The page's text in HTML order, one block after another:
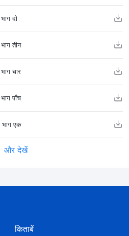
भाग दो
भाग तीन
भाग चार
भाग पाँच
भाग एक
और देखें
किताबें